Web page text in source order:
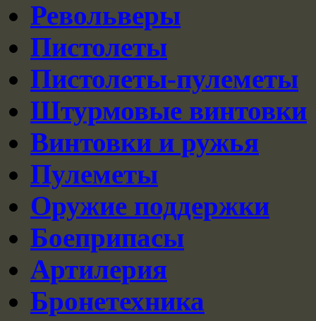
Револьверы
Пистолеты
Пистолеты-пулеметы
Штурмовые винтовки
Винтовки и ружья
Пулеметы
Оружие поддержки
Боеприпасы
Артилерия
Бронетехника